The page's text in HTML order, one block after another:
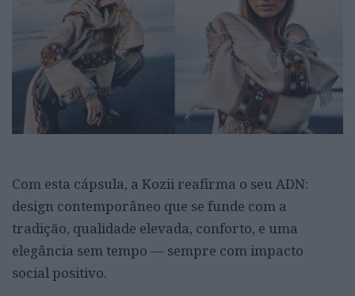
Com esta cápsula, a Kozii reafirma o seu ADN:
design contemporâneo que se funde com a
tradição, qualidade elevada, conforto, e uma
elegância sem tempo — sempre com impacto
social positivo.